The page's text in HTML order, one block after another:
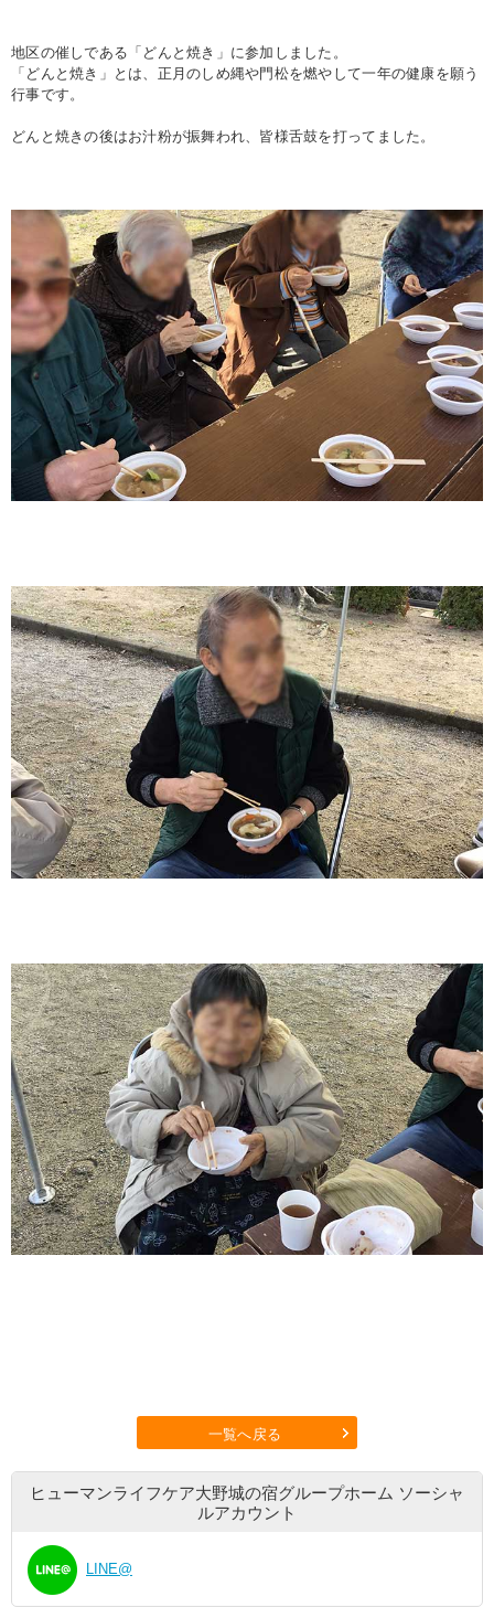
地区の催しである「どんと焼き」に参加しました。
「どんと焼き」とは、正月のしめ縄や門松を燃やして一年の健康を願う
行事です。
どんと焼きの後はお汁粉が振舞われ、皆様舌鼓を打ってました。
一覧へ戻る
ヒューマンライフケア大野城の宿グループホーム ソーシャ
ルアカウント
LINE@